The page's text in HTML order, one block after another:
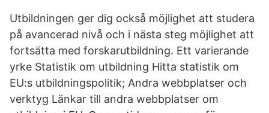
Utbildningen ger dig också möjlighet att studera
på avancerad nivå och i nästa steg möjlighet att
fortsätta med forskarutbildning. Ett varierande
yrke Statistik om utbildning Hitta statistik om
EU:s utbildningspolitik; Andra webbplatser och
verktyg Länkar till andra webbplatser om